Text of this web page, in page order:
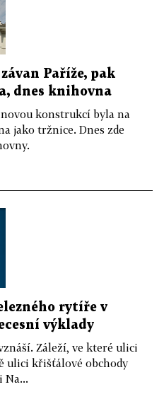
Paříže, pak
dnes knihovna
konstrukcí byla na
jako tržnice. Dnes zde
rytíře v
výklady
Záleží, ve které ulici
ulici křišťálové obchody
Na...